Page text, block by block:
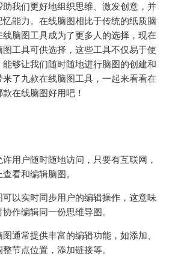
我们更好地组织思维、激发创意，并
能力。在线脑图相比于传统的纸质脑
脑图工具成为了更多人的选择，现在
工具可供选择，这些工具不仅易于使
够让我们随时随地进行脑图的创建和
了九款在线脑图工具，一起来看看在
在线脑图好用吧！
用户随时随地访问，只要有互联网，
看和编辑脑图。
以实时同步用户的编辑操作，这意味
作编辑同一份思维导图。
通常提供丰富的编辑功能，如添加、
节点位置，添加链接等。